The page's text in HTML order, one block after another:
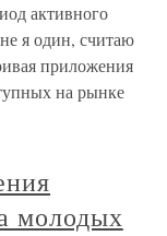
активного
я один, считаю
приложения
на рынке
молодых